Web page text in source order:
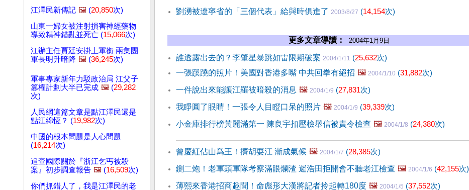
江澤民新傳記 🖼️ (20,850次)
山東一婦女被注射損害神經藥物
導致精神錯亂並死亡 (15,066次)
江辦主任賈廷安掛上軍銜 兩集團
軍長明升暗降 🖼️ (36,245次)
軍事專家新年力駁政治局 江父子
篡權計劃大半已完成 🖼️ (29,282
次)
人民網這篇文章是點江澤民還是
點江綿恆？ (19,982次)
中國的根本問題是人心問題
(16,214次)
追查國際關於『浙江乞丐被殺
案』初步調查報告 🖼️ (16,509次)
你們抓錯人了，我是江澤民的老
劉湧被遼寧省的「三個代表」給與時俱進了 2003/8/27 (14,154次)
更多文章導讀： 2004年1月9日
誰透露出去的？李肇星暴跳如雷限期破案 2004/1/11 (25,632次)
一張蹊蹺的照片！美國對香港多嘴 中共回拳有絕招 🖼️ 2004/1/10 (31,882次)
一件說出來能讓江羅被暗殺的消息 🖼️ 2004/1/9 (27,831次)
我睜圓了眼睛！一張令人目瞪口呆的照片 🖼️ 2004/1/9 (39,339次)
小金庫排行榜黃麗滿第一 陳良宇扣壓檢舉信被責令檢查 🖼️ 2004/1/8 (24,380次)
曾慶紅佔山爲王！擠胡耍江 漸成氣候 🖼️ 2004/1/7 (28,385次)
鍘二炮！老軍頭軍隊考察滿眼爛渣 遲浩田拒開會不聽老江檢查 🖼️ 2004/1/6 (42,155次)
薄熙來香港招商趣聞！命彪形大漢將記者拎起轉180度 🖼️ 2004/1/5 (37,552次)